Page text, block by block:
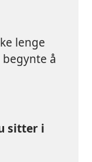
lenge
å
sitter i